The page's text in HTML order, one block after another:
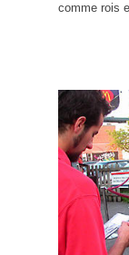
comme rois